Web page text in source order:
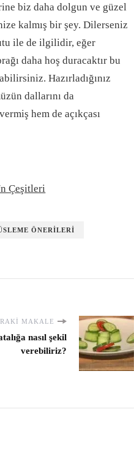
biz daha dolgun ve güzel
kalmış bir şey. Dilerseniz
ile de ilgilidir, eğer
daha hoş duracaktır bu
Hazırladığınız
dallarını da
hem de açıkçası
Çeşitleri
ÖNERILERI
MAKALE
nasıl şekil
verebiliriz?